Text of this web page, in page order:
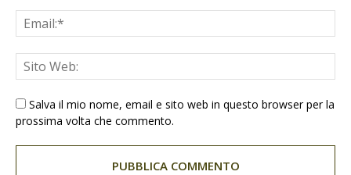
Salva il mio nome, email e sito web in questo browser per la
prossima volta che commento.